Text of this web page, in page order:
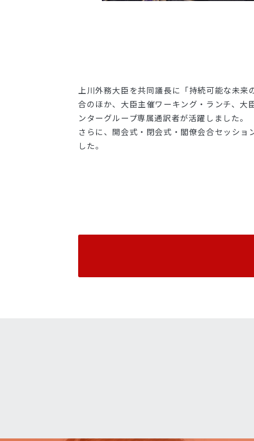
上川外務大臣を共同議長に「持続可能な未
合のほか、大臣主催ワーキング・ランチ、
ンターグループ専属通訳者が活躍しました。
さらに、開会式・閉会式・閣僚会合セッシ
した。